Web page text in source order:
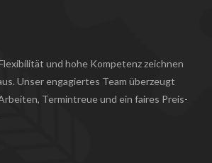
und hohe Kompetenz zeichnen
Unser engagiertes Team überzeugt
Termintreue und ein faires Preis-